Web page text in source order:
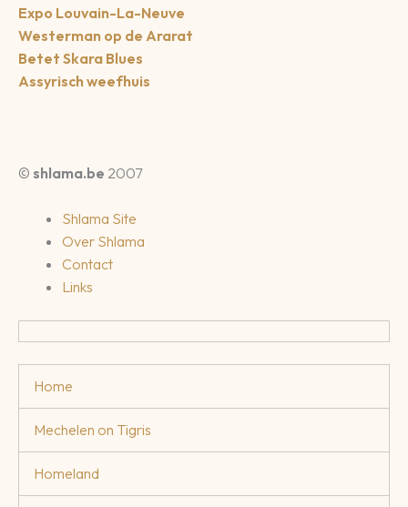
Expo Louvain-La-Neuve
Westerman op de Ararat
Betet Skara Blues
Assyrisch weefhuis
© shlama.be 2007
Shlama Site
Over Shlama
Contact
Links
Home
Mechelen on Tigris
Homeland